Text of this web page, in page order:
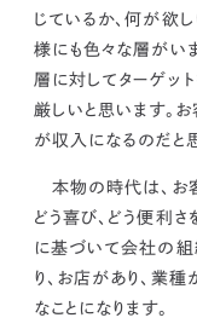
じているか、何が欲
様にも色々な層がい
層に対してターゲッ
厳しいと思います。
が収入になるのだと
本物の時代は、お客
どう喜び、どう便利
に基づいて会社の組
り、お店があり、業
なことになります。